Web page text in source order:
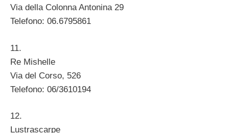
Via della Colonna Antonina 29
Telefono: 06.6795861
11.
Re Mishelle
Via del Corso, 526
Telefono: 06/3610194
12.
Lustrascarpe